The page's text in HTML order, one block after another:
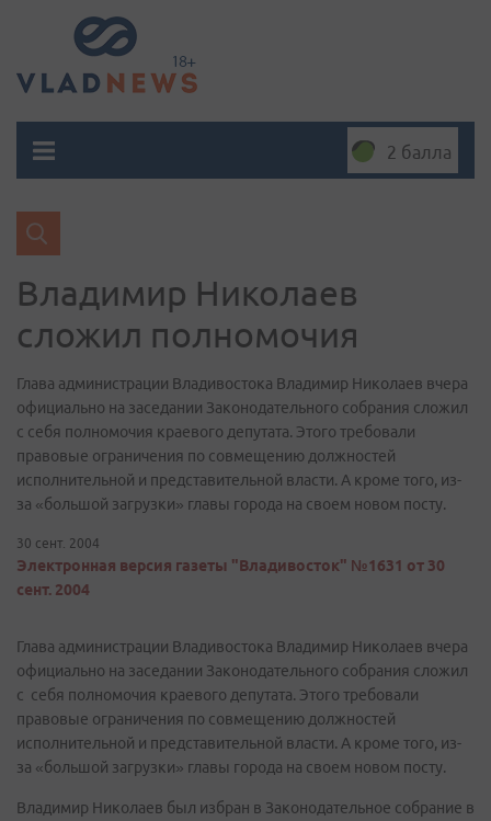
2 балла
Владимир Николаев
сложил полномочия
Глава администрации Владивостока Владимир Николаев вчера
официально на заседании Законодательного собрания сложил
с себя полномочия краевого депутата. Этого требовали
правовые ограничения по совмещению должностей
исполнительной и представительной власти. А кроме того, из-
за «большой загрузки» главы города на своем новом посту.
30 сент. 2004
Электронная версия газеты "Владивосток" №1631 от 30
сент. 2004
Глава администрации Владивостока Владимир Николаев вчера
официально на заседании Законодательного собрания сложил
с себя полномочия краевого депутата. Этого требовали
правовые ограничения по совмещению должностей
исполнительной и представительной власти. А кроме того, из-
за «большой загрузки» главы города на своем новом посту.
Владимир Николаев был избран в Законодательное собрание в